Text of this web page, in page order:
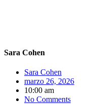
Sara Cohen
Sara Cohen
marzo 26, 2026
10:00 am
No Comments